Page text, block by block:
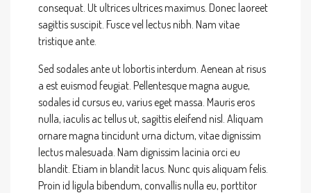
consequat. Ut ultrices ultrices maximus. Donec laoreet
sagittis suscipit. Fusce vel lectus nibh. Nam vitae
tristique ante.
Sed sodales ante ut lobortis interdum. Aenean at risus
a est euismod feugiat. Pellentesque magna augue,
sodales id cursus eu, varius eget massa. Mauris eros
nulla, iaculis ac tellus ut, sagittis eleifend nisl. Aliquam
ornare magna tincidunt urna dictum, vitae dignissim
lectus malesuada. Nam dignissim lacinia orci eu
blandit. Etiam in blandit lacus. Nunc quis aliquam felis.
Proin id ligula bibendum, convallis nulla eu, porttitor